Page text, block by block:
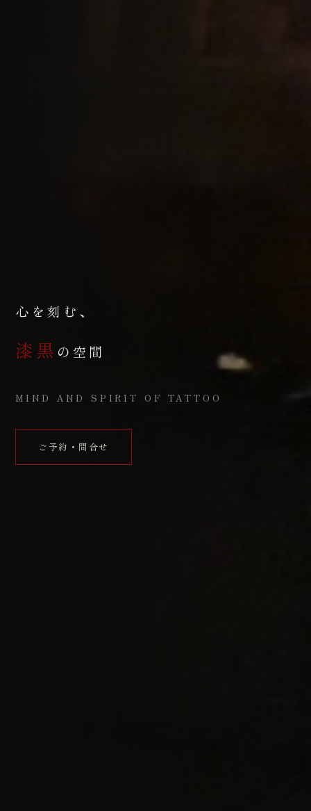
心を刻む、
漆黒 の空間
MIND AND SPIRIT OF TATTOO
ご予約・問合せ